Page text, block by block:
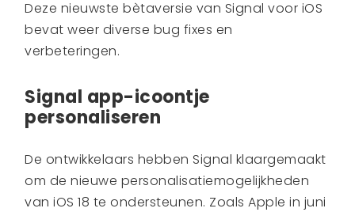
Deze nieuwste bètaversie van Signal voor iOS
bevat weer diverse bug fixes en
verbeteringen.
Signal app-icoontje
personaliseren
De ontwikkelaars hebben Signal klaargemaakt
om de nieuwe personalisatiemogelijkheden
van iOS 18 te ondersteunen. Zoals Apple in juni